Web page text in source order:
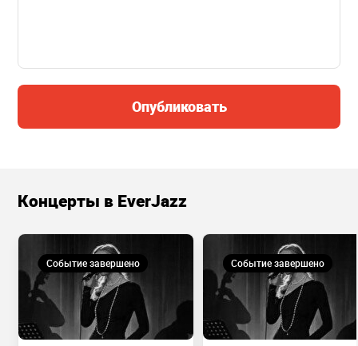
Опубликовать
Концерты в EverJazz
Событие завершено Событие завершено